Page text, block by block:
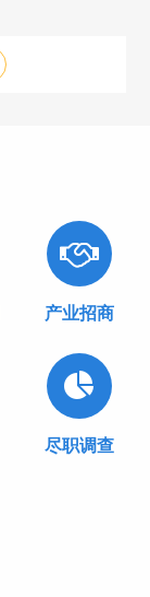
产业招商
尽职调查